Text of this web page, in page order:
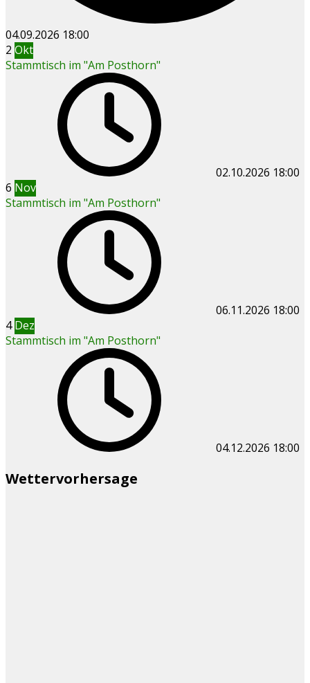
04.09.2026 18:00
2 Okt
Stammtisch im "Am Posthorn"
02.10.2026 18:00
6 Nov
Stammtisch im "Am Posthorn"
06.11.2026 18:00
4 Dez
Stammtisch im "Am Posthorn"
04.12.2026 18:00
Wettervorhersage